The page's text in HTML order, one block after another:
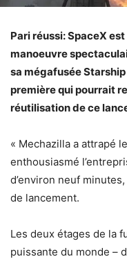
Pari réussi: SpaceX
manoeuvre
sa mégafusée Starship
première qui pourrait
réutilisation de ce
« Mechazilla a attrapé
enthousiasmé
d’environ neuf
de lancement.
Les deux étages de la
puissante du monde –